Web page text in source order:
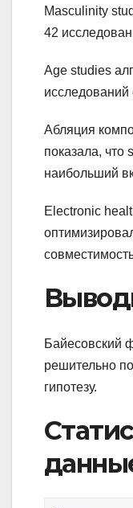
Masculinity
42
Age studies
Абляция
показала, что
наибольший
Electronic
Байесовский
решительно
гипотезу.